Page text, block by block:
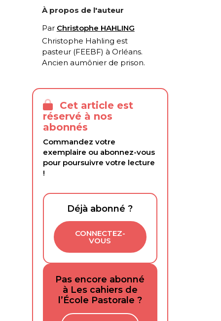
À propos de l'auteur
Par Christophe HAHLING
Christophe Hahling est
pasteur (FEEBF) à Orléans.
Ancien aumônier de prison.
Cet article est
réservé à nos
abonnés
Commandez votre
exemplaire ou abonnez-vous
pour poursuivre votre lecture
!
Déjà abonné ?
CONNECTEZ-
VOUS
Pas encore abonné
à Les cahiers de
l’École Pastorale ?